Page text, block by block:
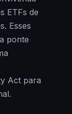
ETFs de
Esses
ponte
Act para